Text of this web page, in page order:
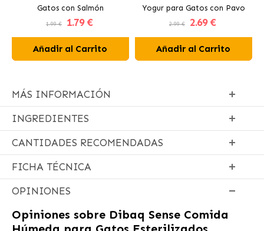
Gatos con Salmón
1.99 € 1.79 €
Añadir al Carrito
Yogur para Gatos con Pavo
2.99 € 2.69 €
Añadir al Carrito
MÁS INFORMACIÓN
INGREDIENTES
CANTIDADES RECOMENDADAS
FICHA TÉCNICA
OPINIONES
Opiniones sobre Dibaq Sense Comida